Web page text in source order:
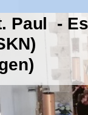
Paul -